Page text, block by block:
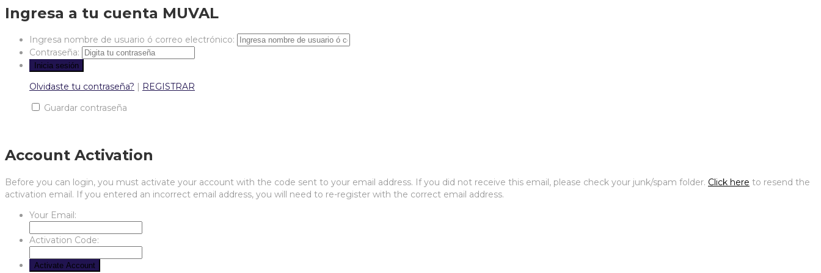
Ingresa a tu cuenta MUVAL
Ingresa nombre de usuario ó correo electrónico:
Contraseña:
Olvidaste tu contraseña?
REGISTRAR
Guardar contraseña
Account Activation
Before you can login, you must activate your account with the code sent to your email address. If you did not receive this email, please check your junk/spam folder. Click here to resend the
activation email. If you entered an incorrect email address, you will need to re-register with the correct email address.
Your Email:
Activation Code: